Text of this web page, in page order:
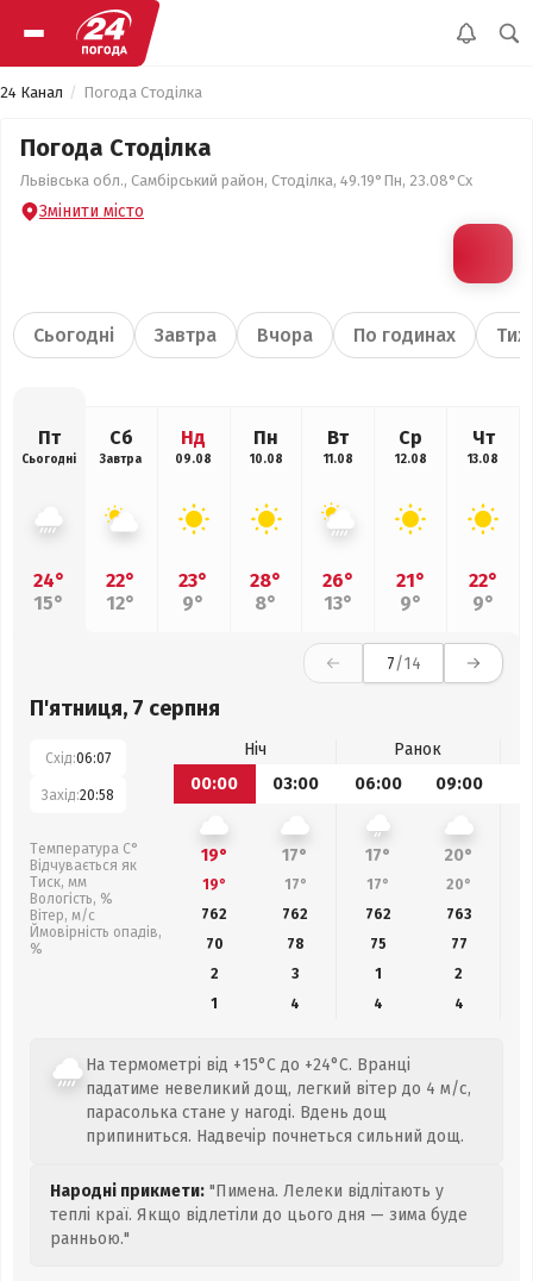
24 Канал Погода Стоділка
Погода Стоділка
Львівська обл., Самбірський район, Стоділка, 49.19°Пн, 23.08°Сх
Змінити місто
Сьогодні Завтра Вчора По годинах
Пт
Сьогодні
24°
15°
Сб
Завтра
22°
12°
Нд
09.08
23°
9°
Пн
10.08
28°
8°
Вт
11.08
26°
13°
Ср
12.08
21°
9°
Чт
13.08
22°
9°
7/14
П'ятниця, 7 серпня
Схід:06:07
Захід:20:58
Температура С°
Відчувається як
Тиск, мм
Вологість, %
Вітер, м/с
Ймовірність опадів,
%
Ніч
Ранок
00:00
03:00 06:00 09:00
19° 17° 17° 20°
19° 17° 17° 20°
762
762 762 763
70
78 75 77
2
3 1
2
1
4 4 4
На термометрі від +15°C до +24°C. Вранці
падатиме невеликий дощ, легкий вітер до 4 м/с,
парасолька стане у нагоді. Вдень дощ
припиниться. Надвечір почнеться сильний дощ.
Народні прикмети: "Пимена. Лелеки відлітають у
теплі краї. Якщо відлетіли до цього дня — зима буде
ранньою."